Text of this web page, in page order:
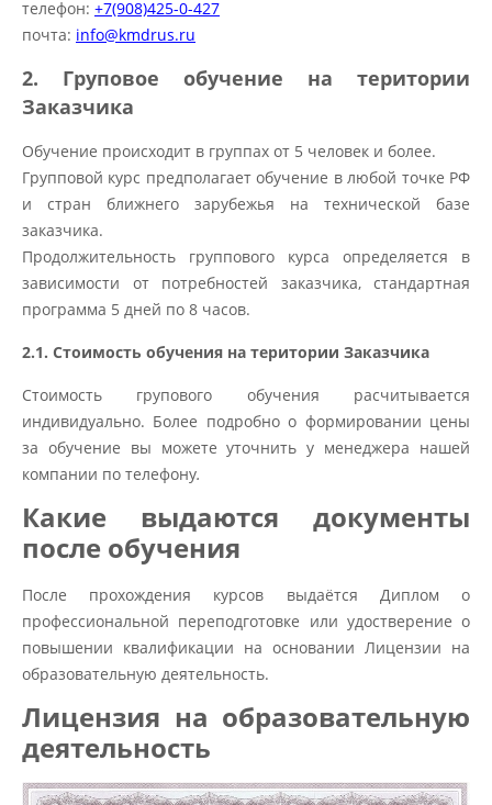
телефон: +7(908)425-0-427
почта: info@kmdrus.ru
2. Груповое обучение на територии
Заказчика
Обучение происходит в группах от 5 человек и более.
Групповой курс предполагает обучение в любой точке РФ
и стран ближнего зарубежья на технической базе
заказчика.
Продолжительность группового курса определяется в
зависимости от потребностей заказчика, стандартная
программа 5 дней по 8 часов.
2.1. ​Стоимость обучения на територии Заказчика
Стоимость групового обучения расчитывается
индивидуально. Более подробно о формировании цены
за обучение вы можете уточнить у менеджера нашей
компании по телефону.
Какие выдаются документы
после обучения
После прохождения курсов выдаётся Диплом о
профессиональной переподготовке или удостверение о
повышении квалификации на основании Лицензии на
образовательную деятельность.
Лицензия на образовательную
деятельность